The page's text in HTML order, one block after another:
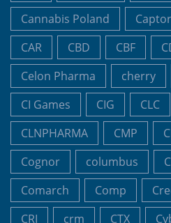
Cannabis Poland
CAR
CBD CBF
Celon Pharma
cherry
CI Games
CIG CLC
CLNPHARMA
CMP
Cognor
columbus
Comarch
Comp
CRI
crm CTX